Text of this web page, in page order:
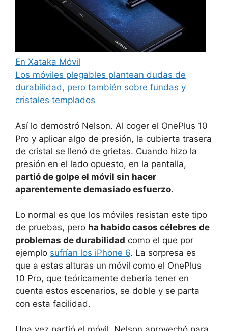
En Xataka Móvil
Los móviles plegables plantean dudas de
durabilidad, pero también sobre fundas y
cristales templados
Así lo demostró Nelson. Al coger el OnePlus 10
Pro y aplicar algo de presión, la cubierta trasera
de cristal se llenó de grietas. Cuando hizo la
presión en el lado opuesto, en la pantalla,
partió de golpe el móvil sin hacer
aparentemente demasiado esfuerzo.
Lo normal es que los móviles resistan este tipo
de pruebas, pero ha habido casos célebres de
problemas de durabilidad como el que por
ejemplo sufrían los iPhone 6. La sorpresa es
que a estas alturas un móvil como el OnePlus
10 Pro, que teóricamente debería tener en
cuenta estos escenarios, se doble y se parta
con esta facilidad.